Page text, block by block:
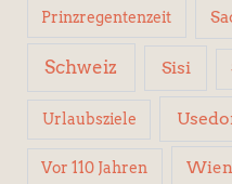
Prinzregentenzeit
Schweiz Sisi
Urlaubsziele
Vor 110 Jahren Wien